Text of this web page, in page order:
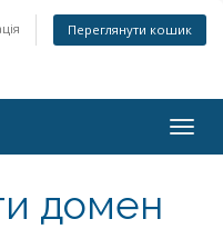
Переглянути кошик
домен